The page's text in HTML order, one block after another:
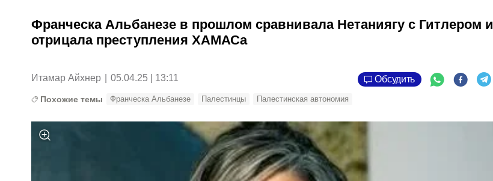
Франческа Альбанезе в прошлом сравнивала Нетаниягу с Гитлером и
отрицала преступления ХАМАСа
Итамар Айхнер 05.04.25 | 13:11 Обсудить
Похожие темы Франческа Альбанезе Палестинцы Палестинская автономия